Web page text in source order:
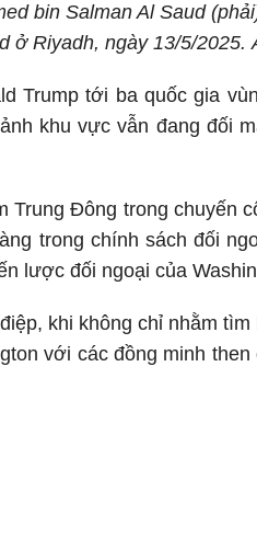
bin Salman Al Saud
ở Riyadh, ngày 13/5/2025.
Trump tới ba quốc gia
khu vực vẫn đang đối
Trung Đông trong chuyến
trong chính sách đối
lược đối ngoại của
khi không chỉ nhằm
với các đồng minh